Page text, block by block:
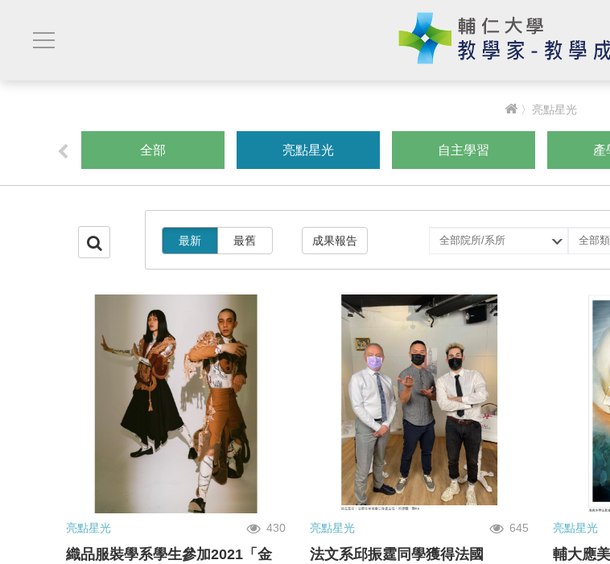
〉亮點星光
全部 亮點星光 自主學習 產
最新 最舊 成果報告
選
院
系
選
類
亮點星光 430
織品服裝學系學生參加2021「金
亮點星光 645
法文系邱振霆同學獲得法國
亮點星光
輔大應